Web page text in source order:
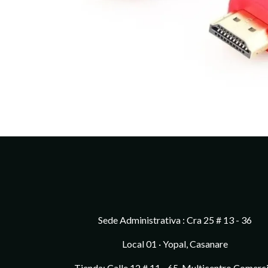
Sede Administrativa : Cra 25 # 13 - 36
Local 01 · Yopal, Casanare